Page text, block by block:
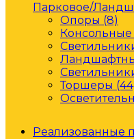
Парковое/
Опоры (8)
Торшеры
Реализованные